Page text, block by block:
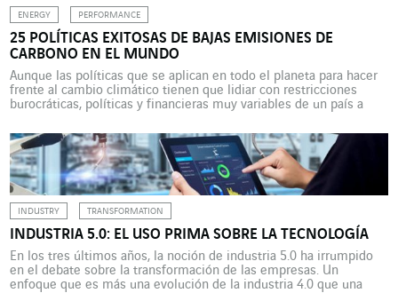
ENERGY PERFORMANCE
25 POLÍTICAS EXITOSAS DE BAJAS EMISIONES DE
CARBONO EN EL MUNDO
Aunque las políticas que se aplican en todo el planeta para hacer
frente al cambio climático tienen que lidiar con restricciones
burocráticas, políticas y financieras muy variables de un país a
estados. En un informe publicado en septiembre de 2023
(“Lecciones extraídas de […]
INDUSTRY TRANSFORMATION
INDUSTRIA 5.0: EL USO PRIMA SOBRE LA TECNOLOGÍA
En los tres últimos años, la noción de industria 5.0 ha irrumpido
en el debate sobre la transformación de las empresas. Un
enfoque que es más una evolución de la industria 4.0 que una